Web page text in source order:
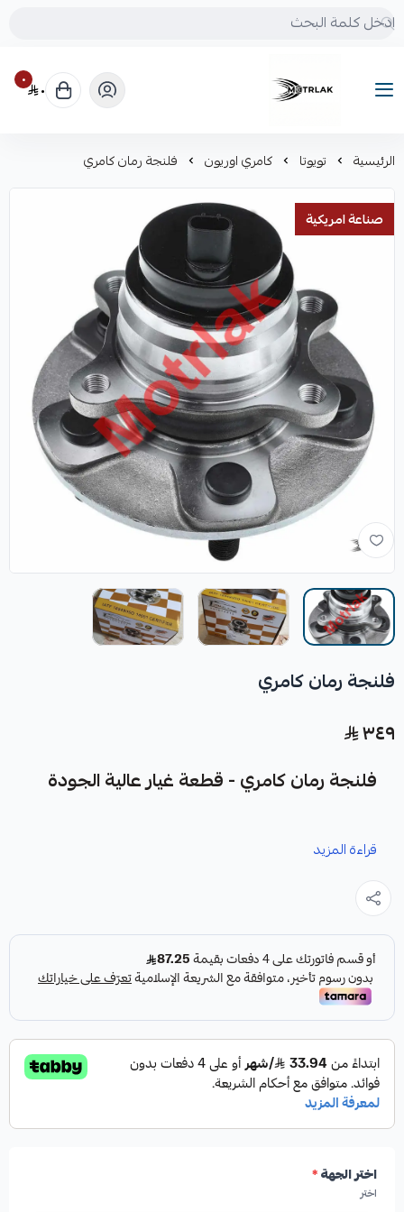
Motrlak
٠ ٠
الرئيسية تويوتا كامري اوريون فلنجة رمان كامري
صناعة امريكية
فلنجة رمان كامري
٣٤٩
فلنجة رمان كامري - قطعة غيار عالية الجودة
مصممة خصيصاً لضمان الأداء الأمثل لسيارتك.
المواصفات:
النوع:فلنجة رمان
الموديل المتوافق:
قراءة المزيد
اختر الجهة*
اختر